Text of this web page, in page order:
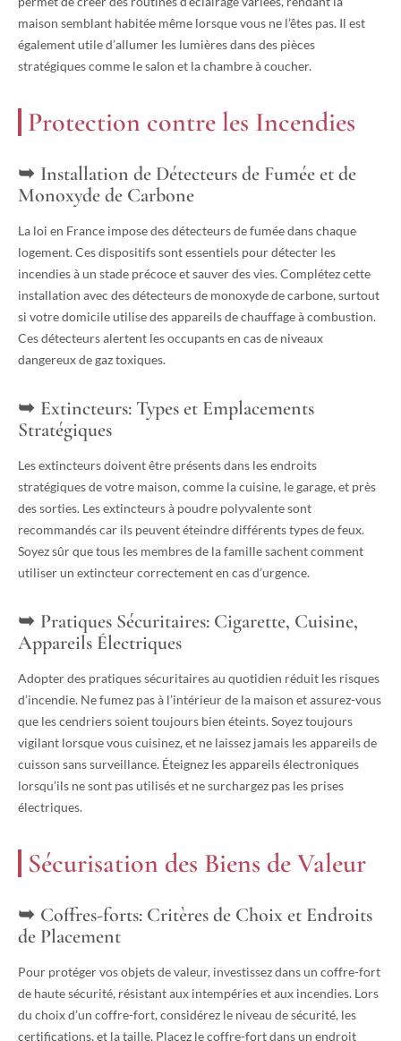
maison semblant habitée même lorsque vous ne l’êtes pas. Il est
également utile d’allumer les lumières dans des pièces
stratégiques comme le salon et la chambre à coucher.
Protection contre les Incendies
Installation de Détecteurs de Fumée et de
Monoxyde de Carbone
La loi en France impose des détecteurs de fumée dans chaque
logement. Ces dispositifs sont essentiels pour détecter les
incendies à un stade précoce et sauver des vies. Complétez cette
installation avec des détecteurs de monoxyde de carbone, surtout
si votre domicile utilise des appareils de chauffage à combustion.
Ces détecteurs alertent les occupants en cas de niveaux
dangereux de gaz toxiques.
Extincteurs: Types et Emplacements
Stratégiques
Les extincteurs doivent être présents dans les endroits
stratégiques de votre maison, comme la cuisine, le garage, et près
des sorties. Les extincteurs à poudre polyvalente sont
recommandés car ils peuvent éteindre différents types de feux.
Soyez sûr que tous les membres de la famille sachent comment
utiliser un extincteur correctement en cas d’urgence.
Pratiques Sécuritaires: Cigarette, Cuisine,
Appareils Électriques
Adopter des pratiques sécuritaires au quotidien réduit les risques
d’incendie. Ne fumez pas à l’intérieur de la maison et assurez-vous
que les cendriers soient toujours bien éteints. Soyez toujours
vigilant lorsque vous cuisinez, et ne laissez jamais les appareils de
cuisson sans surveillance. Éteignez les appareils électroniques
lorsqu’ils ne sont pas utilisés et ne surchargez pas les prises
électriques.
Sécurisation des Biens de Valeur
Coffres-forts: Critères de Choix et Endroits
de Placement
Pour protéger vos objets de valeur, investissez dans un coffre-fort
de haute sécurité, résistant aux intempéries et aux incendies. Lors
du choix d’un coffre-fort, considérez le niveau de sécurité, les
certifications, et la taille. Placez le coffre-fort dans un endroit